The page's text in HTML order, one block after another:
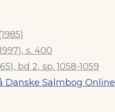
s. 400
bd 2, sp. 1058-1059
Danske Salmbog Online